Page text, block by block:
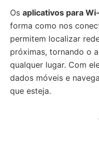
Os aplicativos para
forma como nos
permitem localizar
próximas, tornando o
qualquer lugar. Com
dados móveis e
que esteja.